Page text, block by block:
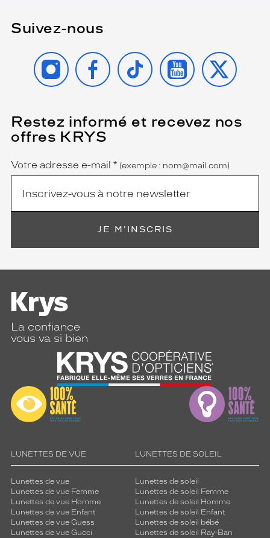
Suivez-nous
INSTAGRAMFACEBOOK
TIKTOK YOUTUBE
X
Restez informé et recevez nos
offres KRYS
Name
Votre adresse e-mail *
(Ce
champ
est
(exemple : nom@mail.com)
JE M'INSCRIS
La confiance
vous va si bien
LUNETTES DE VUE
Lunettes de vue
Lunettes de vue Femme
Lunettes de vue Homme
Lunettes de vue Enfant
Lunettes de vue Guess
Lunettes de vue Gucci
LUNETTES DE SOLEIL
Lunettes de soleil
Lunettes de soleil Femme
Lunettes de soleil Homme
Lunettes de soleil Enfant
Lunettes de soleil bébé
Lunettes de soleil Ray-Ban